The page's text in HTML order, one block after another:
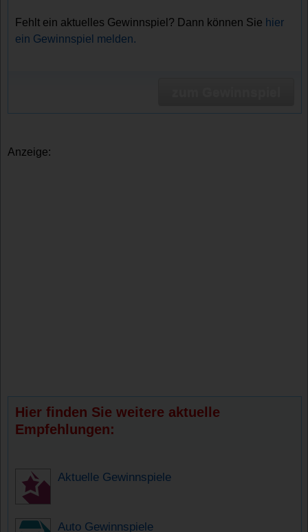
Fehlt ein aktuelles Gewinnspiel? Dann können Sie hier
ein Gewinnspiel melden.
Anzeige:
Hier finden Sie weitere aktuelle
Empfehlungen:
Aktuelle Gewinnspiele
Auto Gewinnspiele